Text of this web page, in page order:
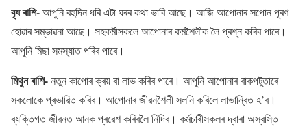
বৃষ ৰাশি-আপুনি বহুদিন ধৰি এটা ঘৰৰ কথা ভাবি আছে। আজি আপোনাৰ সপোন পূৰণ
হোৱাৰ সম্ভাৱনা আছে। সহকৰ্মীসকলে আপোনাৰ কৰ্মশৈলীক লৈ প্ৰশ্ন কৰিব পাৰে।
আপুনি মিছা সমস্যাত পৰিব পাৰে।
মিথুন ৰাশি-নতুন কাপোৰ ক্ৰয় বা লাভ কৰিব পাৰে। আপুনি আপোনাৰ বাকপটুতাৰে
সকলোকে প্ৰভাৱিত কৰিব। আপোনাৰ জীৱনশৈলী সলনি কৰিলে লাভান্বিত হ’ব।
ব্যক্তিগত জীৱনত আনক প্ৰৱেশ কৰিবলৈ নিদিব। কৰ্মচাৰীসকলৰ দ্বাৰা অস্বস্তি